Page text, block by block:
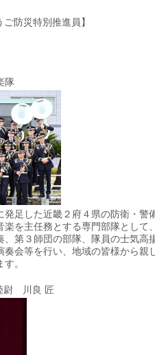
防災特別推進員】
隊
発足した近畿２府４県の防衛・警
楽を主任務とする専門部隊として
、第３師団の部隊、隊員の士気高
奏会等を行い、地域の皆様から親
。
尉 川良 匠